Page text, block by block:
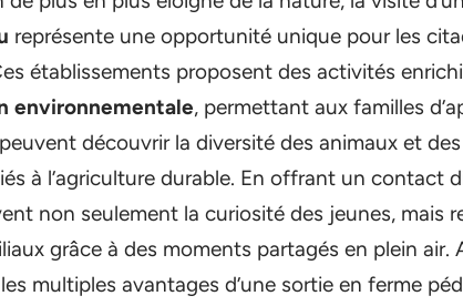
représente une opportunité unique pour les
établissements proposent des activités
environnementale, permettant aux familles
découvrir la diversité des animaux et
à l’agriculture durable. En offrant un contact
non seulement la curiosité des jeunes, mais
grâce à des moments partagés en plein air.
multiples avantages d’une sortie en ferme